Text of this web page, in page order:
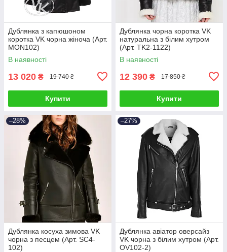
Дублянка з капюшоном
коротка VK чорна жіноча (Арт.
MON102)
В наявності
13 020 ₴ 19 740 ₴
Купити
Дублянка чорна коротка VK
натуральна з білим хутром
(Арт. TK2-1122)
В наявності
12 390 ₴ 17 850 ₴
Купити
–28%
Дублянка косуха зимова VK
чорна з песцем (Арт. SC4-
102)
–27%
Дублянка авіатор оверсайз
VK чорна з білим хутром (Арт.
OV102-2)